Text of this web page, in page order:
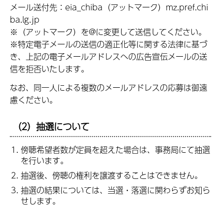
メール送付先：eia_chiba（アットマーク）mz.pref.chi
ba.lg.jp
※（アットマーク）を@に変更して送信してください。
※特定電子メールの送信の適正化等に関する法律に基づ
き、上記の電子メールアドレスへの広告宣伝メールの送
信を拒否いたします。
なお、同一人による複数のメールアドレスの応募は御遠
慮ください。
（2）抽選について
傍聴希望者数が定員を超えた場合は、事務局にて抽選
を行います。
抽選後、傍聴の権利を譲渡することはできません。
抽選の結果については、当選・落選に関わらずお知ら
せします。